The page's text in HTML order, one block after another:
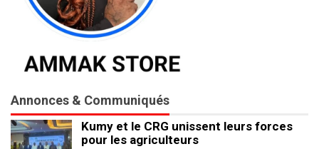
Annonces & Communiqués
Kumy et le CRG unissent leurs forces
pour les agriculteurs